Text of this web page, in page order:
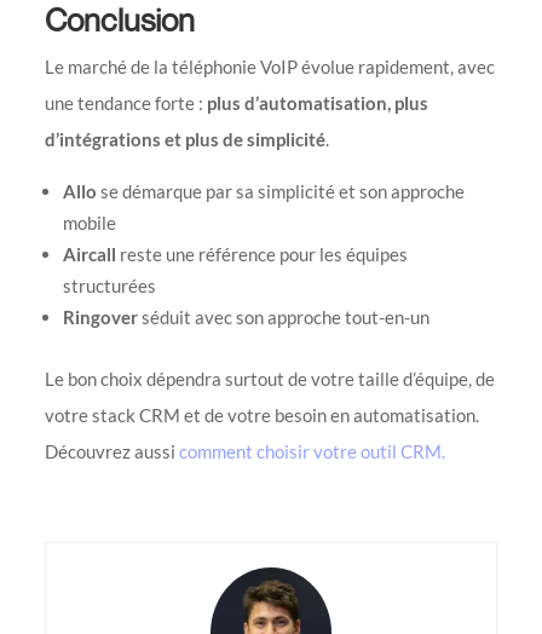
Conclusion
Le marché de la téléphonie VoIP évolue rapidement, avec
une tendance forte : plus d’automatisation, plus
d’intégrations et plus de simplicité.
Allo se démarque par sa simplicité et son approche
mobile
Aircall reste une référence pour les équipes
structurées
Ringoverséduit avec son approche tout-en-un
Le bon choix dépendra surtout de votre taille d’équipe, de
votre stack CRM et de votre besoin en automatisation.
Découvrez aussicomment choisir votre outil CRM.